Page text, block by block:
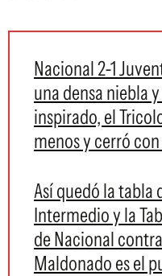
Nacional 2-1
una densa niebla
inspirado, el
menos y cerró
Así quedó la tabla
Intermedio y la
de Nacional
Maldonado es el